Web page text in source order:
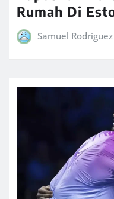
Rumah Di
Samuel Rodriguez